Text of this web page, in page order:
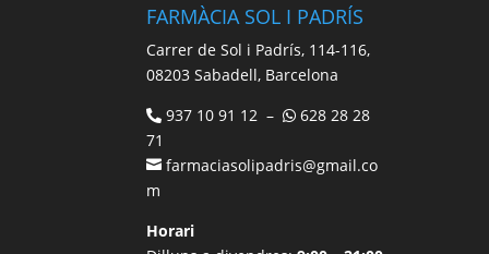
FARMÀCIA SOL I PADRÍS
Carrer de Sol i Padrís, 114-116,
08203 Sabadell, Barcelona
937 10 91 12 –
628 28 28
71
farmaciasolipadris@gmail.co
m
Horari